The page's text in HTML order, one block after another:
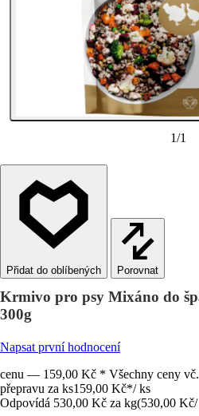
1/1
Porovnat
Krmivo pro psy Mixáno do
300g
Napsat první hodnocení
cenu — 159,00 Kč * Všechny ceny
přepravu za ks159,00 Kč*/ ks
Odpovídá 530,00 Kč za kg(530,00 Kč/